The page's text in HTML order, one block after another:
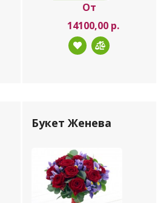
От
14100,00 р.
Букет Женева